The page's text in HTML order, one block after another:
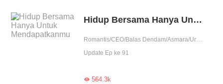
Hidup Bersama Hanya Untuk Mendapatkanmu
Romantis/CEO/Balas Dendam/Asmara/Urban/Perubahan Hidup/Tinggal bersama/Kesayangan
Update Ep ke 91
564.3k